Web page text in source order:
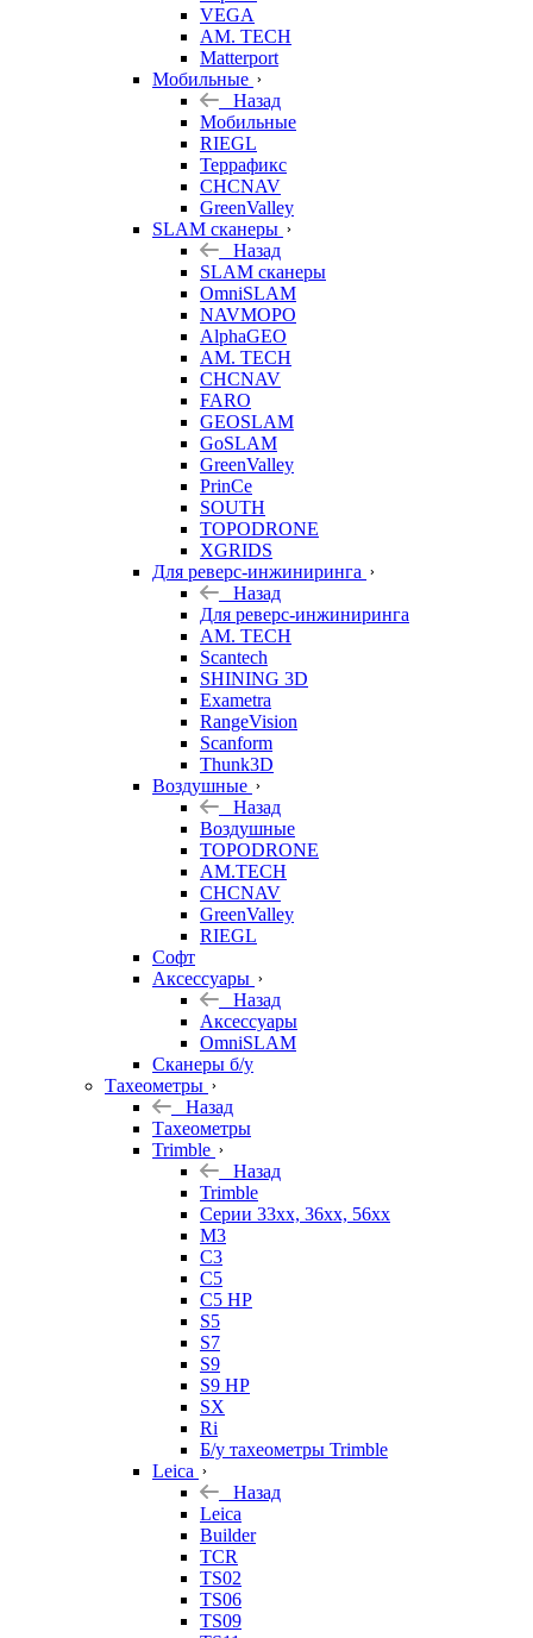
VEGA
AM. TECH
Matterport
Мобильные
Назад
Мобильные
RIEGL
Террафикс
CHCNAV
GreenValley
SLAM сканеры
Назад
SLAM сканеры
OmniSLAM
NAVMOPO
AlphaGEO
AM. TECH
CHCNAV
FARO
GEOSLAM
GoSLAM
GreenValley
PrinCe
SOUTH
TOPODRONE
XGRIDS
Для реверс-инжиниринга
Назад
Для реверс-инжиниринга
AM. TECH
Scantech
SHINING 3D
Exametra
RangeVision
Scanform
Thunk3D
Воздушные
Назад
Воздушные
TOPODRONE
AM.TECH
CHCNAV
GreenValley
RIEGL
Софт
Аксессуары
Назад
Аксессуары
OmniSLAM
Сканеры б/у
Тахеометры
Назад
Тахеометры
Trimble
Назад
Trimble
Серии 33xx, 36xx, 56xx
M3
C3
C5
C5 HP
S5
S7
S9
S9 HP
SX
Ri
Б/у тахеометры Trimble
Leica
Назад
Leica
Builder
TCR
TS02
TS06
TS09